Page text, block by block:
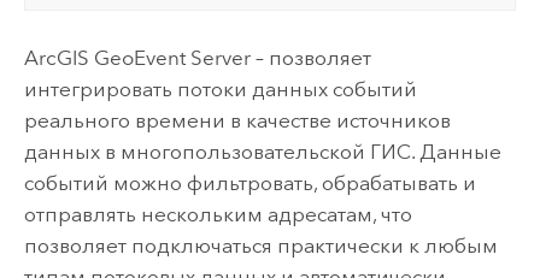
ArcGIS GeoEvent Server– позволяет
интегрировать потоки данных событий
реального времени в качестве источников
данных в многопользовательской ГИС. Данные
событий можно фильтровать, обрабатывать и
отправлять нескольким адресатам, что
позволяет подключаться практически к любым